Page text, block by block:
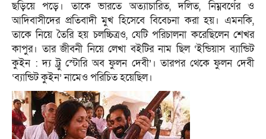
ছড়িয়ে পড়ে। তাকে ভারতে অত্যাচারিত, দলিত, নিম্নবর্ণের ও
আদিবাসীদের প্রতিবাদী মুখ হিসেবে বিবেচনা করা হয়। এমনকি,
তাকে নিয়ে তৈরি হয় চলচ্চিত্রও, যেটি পরিচালনা করেছিলেন শেখর
কাপুর। তার জীবনী নিয়ে লেখা বইটির নাম ছিল ‘ইন্ডিয়াস ব্যান্ডিট
কুইন : দ্য ট্রু স্টোরি অব ফুলন দেবী’। তারপর থেকে ফুলন দেবী
‘ব্যান্ডিট কুইন’ নামেও পরিচিত হয়েছিল।